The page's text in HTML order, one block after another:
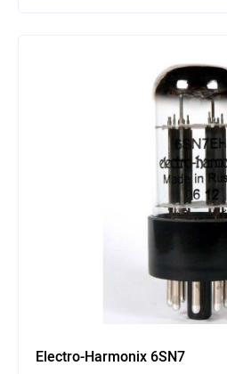
Electro-Harmonix 6SN7